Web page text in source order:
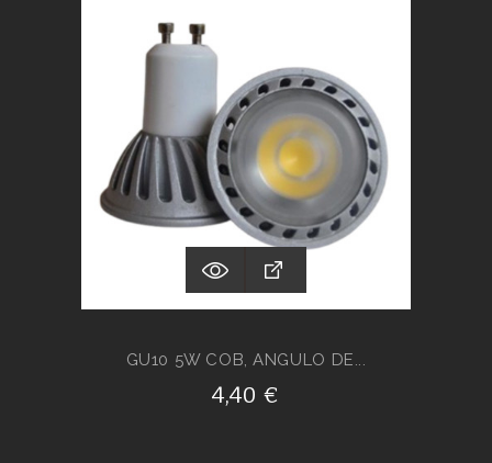
GU10 5W COB, ANGULO DE...
4,40 €